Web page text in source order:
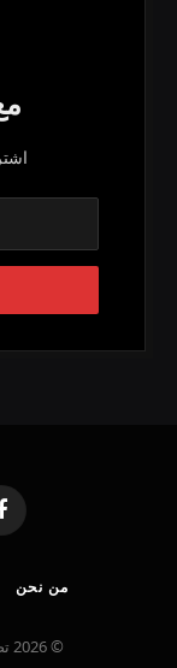
من نحن
© 2026 تصميم وتنفيذ